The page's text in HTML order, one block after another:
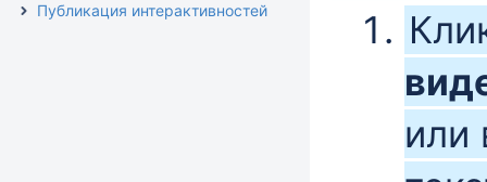
Публикация интерактивностей
или